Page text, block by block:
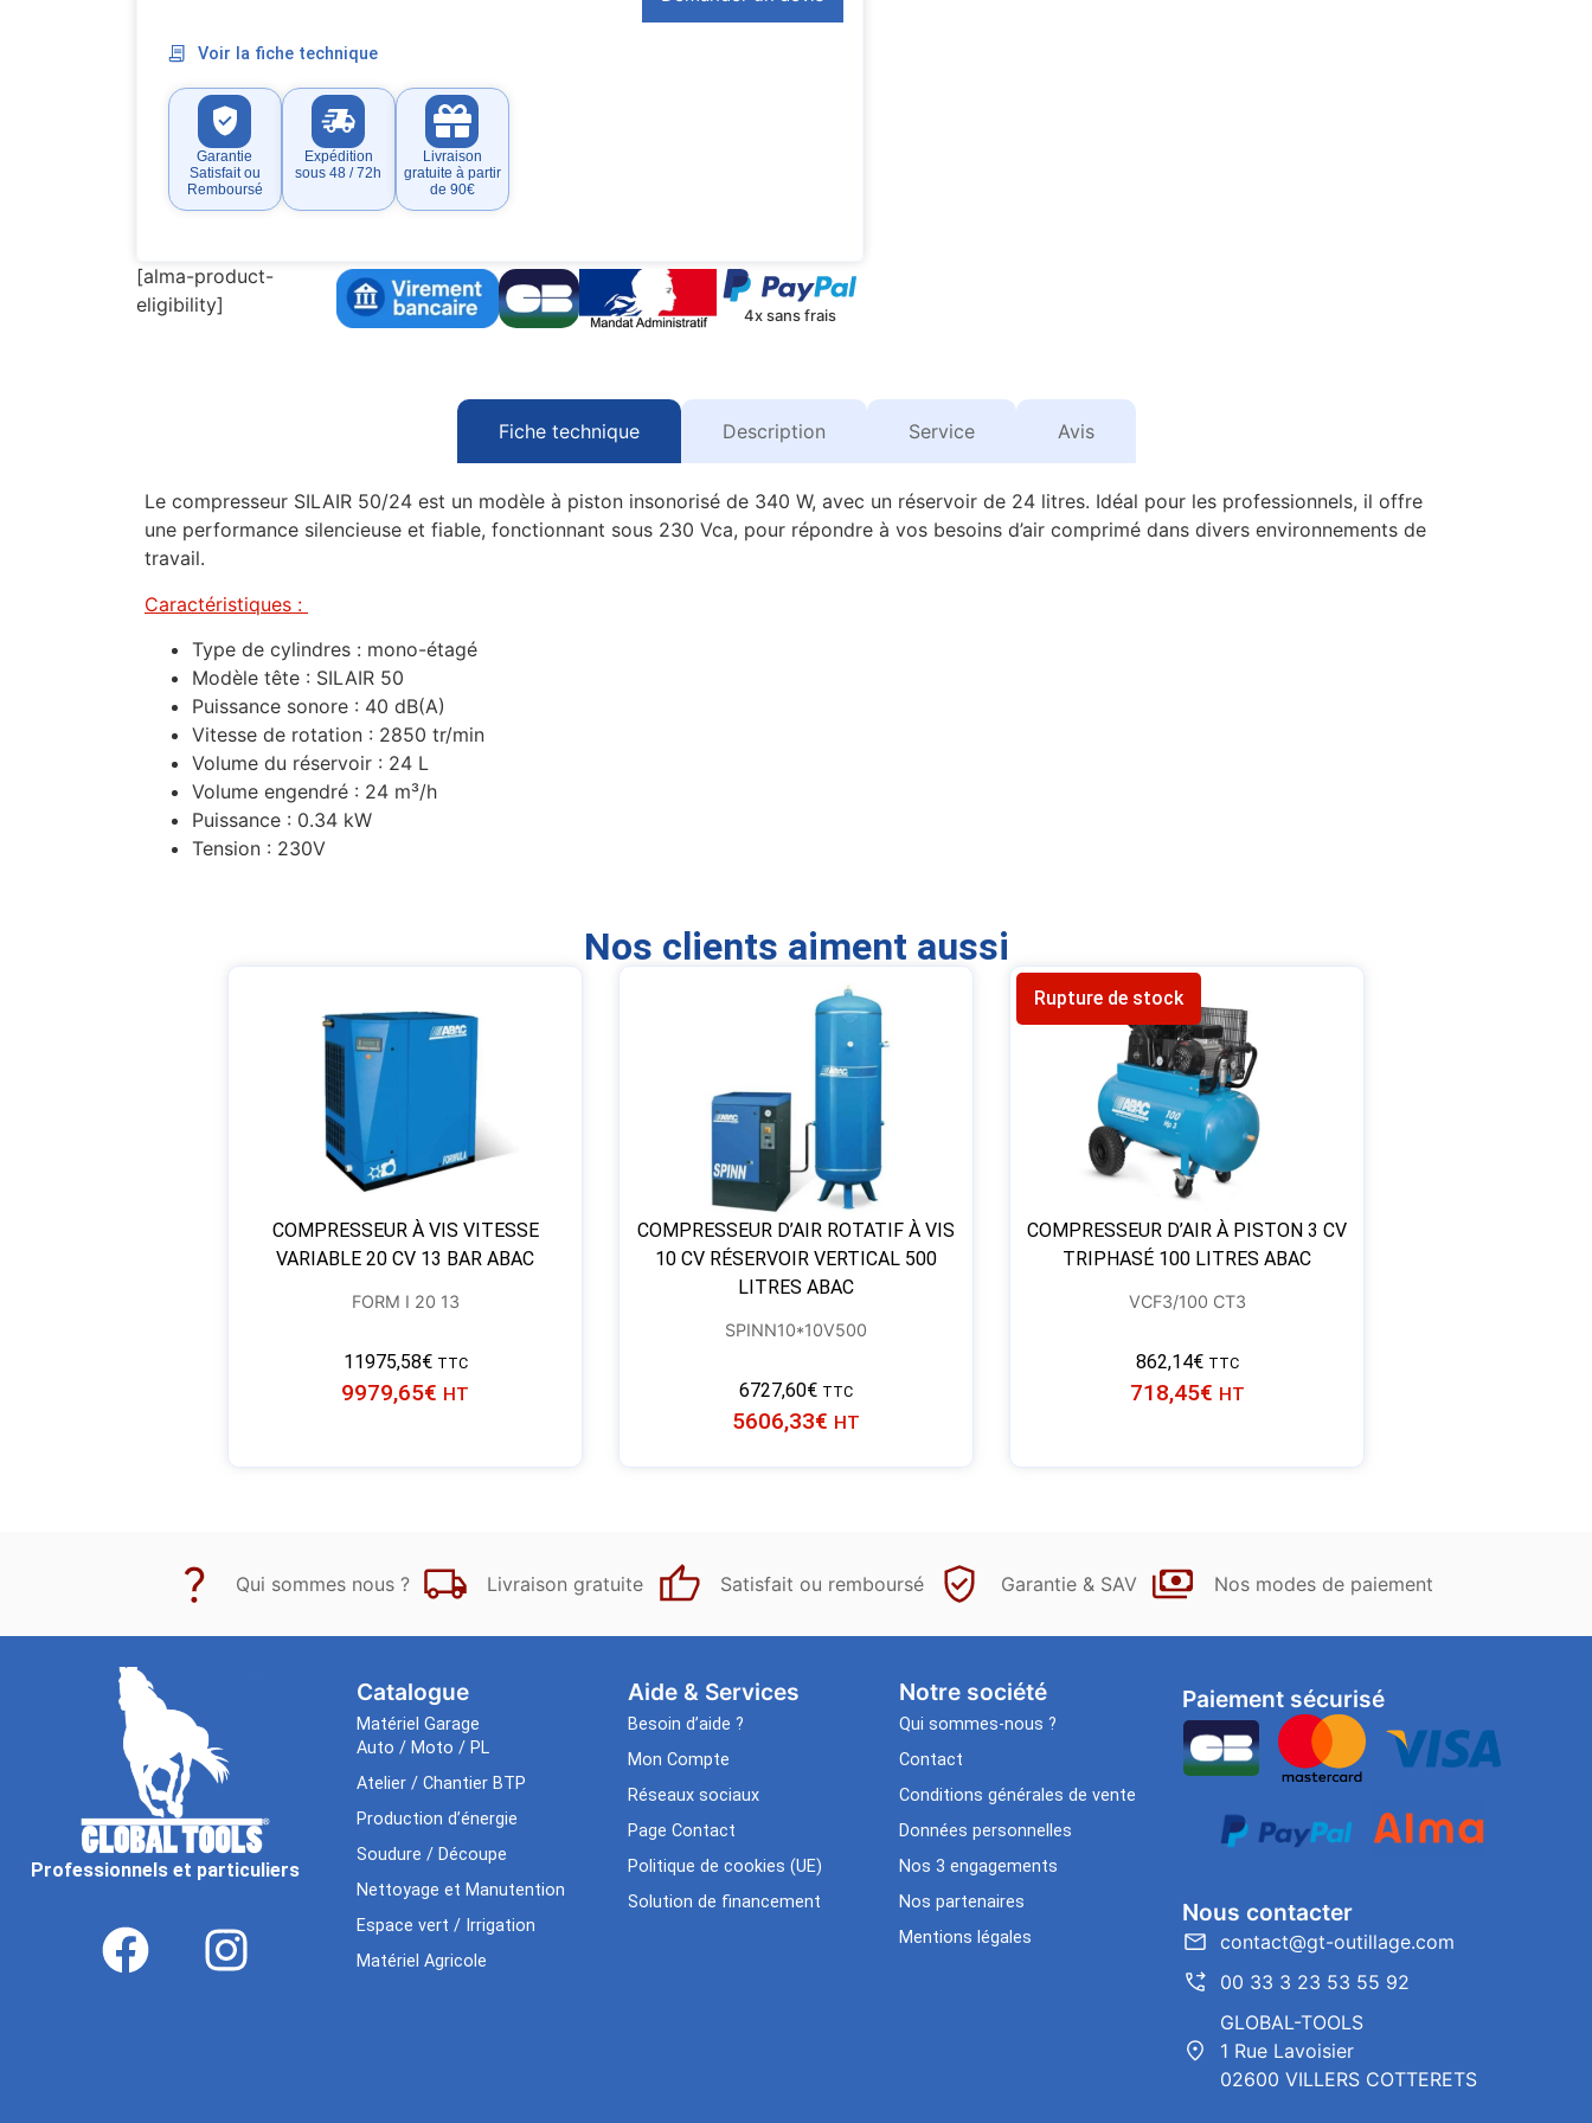
Voir la fiche technique
Garantie
Satisfait ou
Remboursé
Expédition
sous 48 / 72h
Livraison
gratuite à partir
de 90€
[alma-product-
eligibility]
4x sans frais
Fiche technique Description Service Avis
Le compresseur SILAIR 50/24 est un modèle à piston insonorisé de 340 W, avec un réservoir de 24 litres. Idéal pour les professionnels, il offre
une performance silencieuse et fiable, fonctionnant sous 230 Vca, pour répondre à vos besoins d’air comprimé dans divers environnements de
travail.
Caractéristiques :
Type de cylindres : mono-étagé
Modèle tête : SILAIR 50
Puissance sonore : 40 dB(A)
Vitesse de rotation : 2850 tr/min
Volume du réservoir : 24 L
Volume engendré : 24 m³/h
Puissance : 0.34 kW
Tension : 230V
Nos clients aiment aussi
COMPRESSEUR À VIS VITESSE
VARIABLE 20 CV 13 BAR ABAC
FORM I 20 13
11975,58€ TTC
9979,65€ HT
COMPRESSEUR D’AIR ROTATIF À VIS
10 CV RÉSERVOIR VERTICAL 500
LITRES ABAC
SPINN10*10V500
6727,60€ TTC
5606,33€ HT
Rupture de stock
COMPRESSEUR D’AIR À PISTON 3 CV
TRIPHASÉ 100 LITRES ABAC
VCF3/100 CT3
862,14€ TTC
718,45€ HT
Qui sommes nous ? Livraison gratuite Satisfait ou remboursé Garantie & SAV Nos modes de paiement
Professionnels et particuliers
Catalogue
Matériel Garage
Auto / Moto / PL
Atelier / Chantier BTP
Production d’énergie
Soudure / Découpe
Nettoyage et Manutention
Espace vert / Irrigation
Matériel Agricole
Aide & Services​
Besoin d’aide ?
Mon Compte
Réseaux sociaux
Page Contact
Politique de cookies (UE)
Solution de financement
Notre société
Qui sommes-nous ?
Contact
Conditions générales de vente
Données personnelles
Nos 3 engagements
Nos partenaires
Mentions légales
Paiement sécurisé
Nous contacter
contact@gt-outillage.com
00 33 3 23 53 55 92
GLOBAL-TOOLS
1 Rue Lavoisier
02600 VILLERS COTTERETS